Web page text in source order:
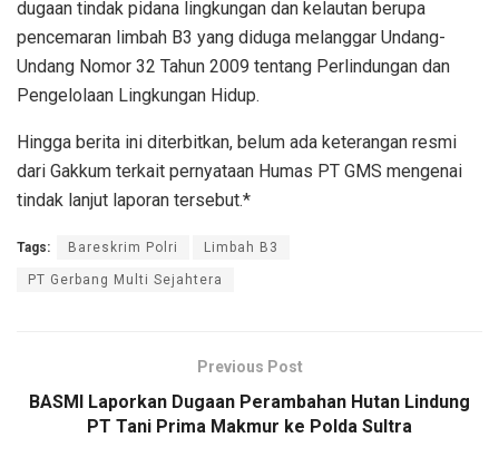
dugaan tindak pidana lingkungan dan kelautan berupa
pencemaran limbah B3 yang diduga melanggar Undang-
Undang Nomor 32 Tahun 2009 tentang Perlindungan dan
Pengelolaan Lingkungan Hidup.
Hingga berita ini diterbitkan, belum ada keterangan resmi
dari Gakkum terkait pernyataan Humas PT GMS mengenai
tindak lanjut laporan tersebut.*
Tags: Bareskrim Polri Limbah B3
PT Gerbang Multi Sejahtera
Previous Post
BASMI Laporkan Dugaan Perambahan Hutan Lindung
PT Tani Prima Makmur ke Polda Sultra